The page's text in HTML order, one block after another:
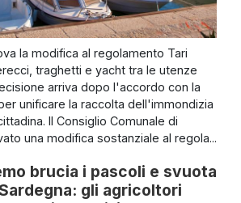
la modifica al regolamento Tari
traghetti e yacht tra le utenze
arriva dopo l'accordo con la
unificare la raccolta dell'immondizia
Il Consiglio Comunale di
una modifica sostanziale al regola...
brucia i pascoli e svuota
gli agricoltori